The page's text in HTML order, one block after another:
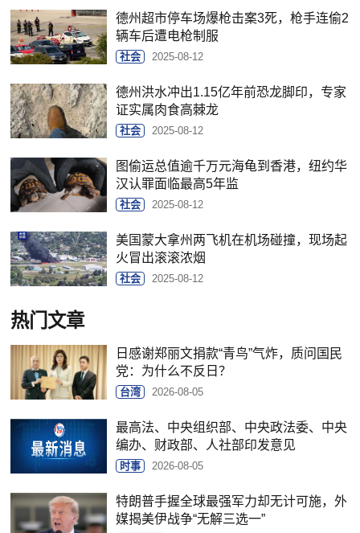
德州超市停车场爆枪击案3死，枪手连偷2
辆车后遭电枪制服
社会 2025-08-12
德州洪水冲出1.15亿年前恐龙脚印，专家
证实属肉食高棘龙
社会 2025-08-12
图偷运总值逾千万元海龟到香港，纽约华
汉认罪面临最高5年监
社会 2025-08-12
美国蒙大拿州两飞机在机场碰撞，现场起
火冒出滚滚浓烟
社会 2025-08-12
热门文章
日感谢郑丽文捐款“青鸟”气炸，质问国民
党：为什么不反日？
台湾 2026-08-05
最高法、中央组织部、中央政法委、中央
编办、财政部、人社部印发意见
时事 2026-08-05
特朗普手握全球最强军力却无计可施，外
媒揭美伊战争“无解三选一”